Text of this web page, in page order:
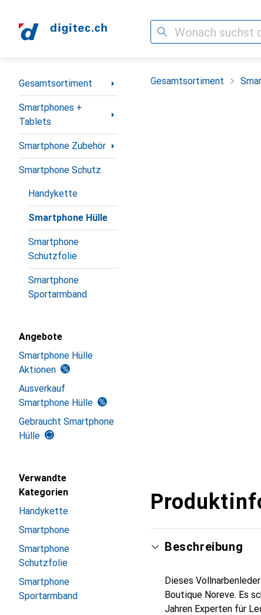
Suche
Navigation nach Kategorien
Gesamtsortiment
Smartphones +
Tablets
Smartphone Zubehör
Smartphone Schutz
Handykette
Smartphone Hülle
Smartphone
Schutzfolie
Smartphone
Sportarmband
Angebote
Smartphone Hülle
Aktionen
Ausverkauf
Smartphone Hülle
Gebraucht Smartphone
Hülle
Verwandte
Kategorien
Handykette
Smartphone
Smartphone
Schutzfolie
Smartphone
Sportarmband
Gesamtsortiment
Beschreibung
Dieses
Boutique Noreve. Es
Jahren Experten für